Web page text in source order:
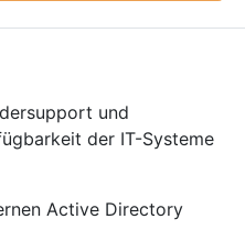
und
der IT-Systeme
Active Directory